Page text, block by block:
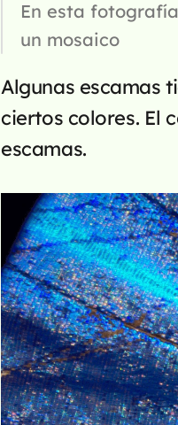
En esta
un mosaico
Algunas escamas
ciertos colores. El
escamas.